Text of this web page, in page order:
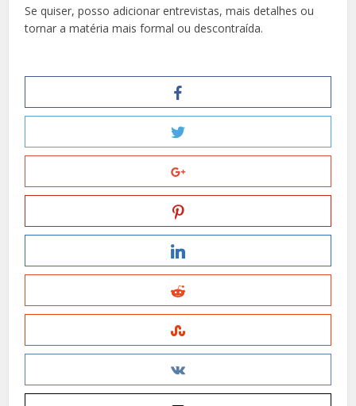
Se quiser, posso adicionar entrevistas, mais detalhes ou
tornar a matéria mais formal ou descontraída.